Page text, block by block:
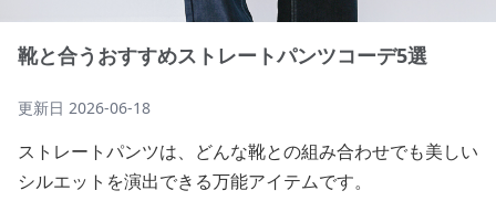
靴と合うおすすめストレートパンツコーデ5選
更新日 2026-06-18
ストレートパンツは、どんな靴との組み合わせでも美しい
シルエットを演出できる万能アイテムです。